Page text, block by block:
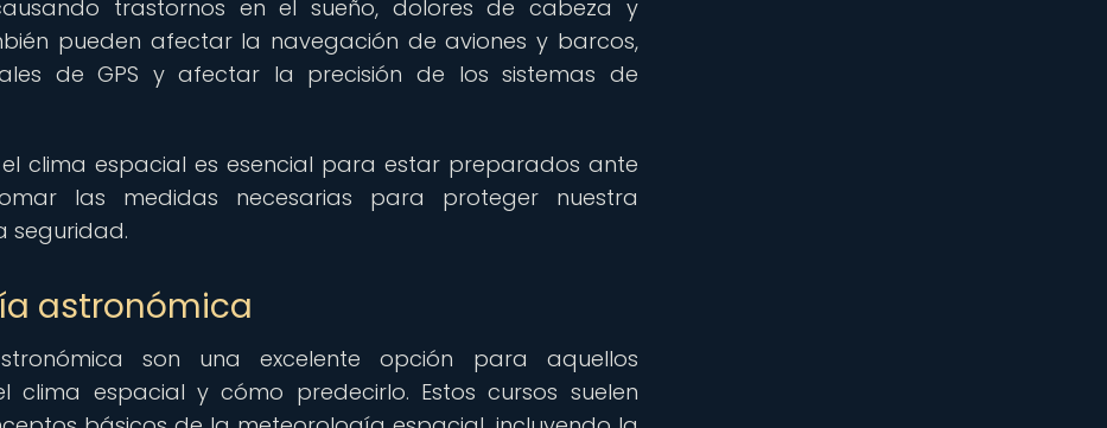
trastornos en el sueño, dolores de cabeza y
pueden afectar la navegación de aviones y barcos,
de GPS y afectar la precisión de los sistemas de
clima espacial es esencial para estar preparados ante
las medidas necesarias para proteger nuestra
seguridad.
astronómica
son una excelente opción para aquellos
clima espacial y cómo predecirlo. Estos cursos suelen